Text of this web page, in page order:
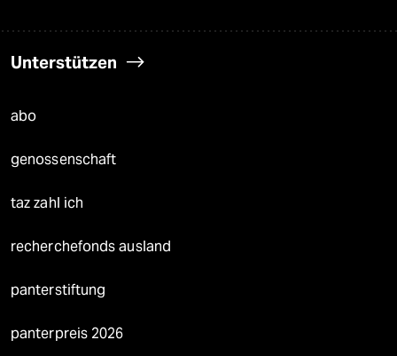
Unterstützen
abo
genossenschaft
taz zahl ich
recherchefonds ausland
panterstiftung
panterpreis 2026